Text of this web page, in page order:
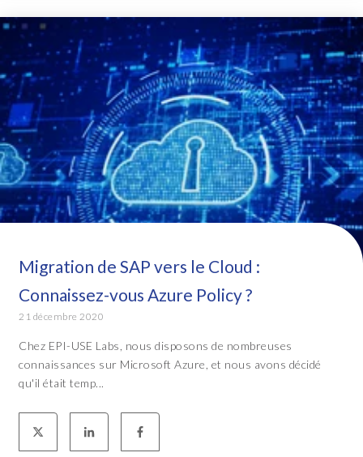
Migration de SAP vers le Cloud :
Connaissez-vous Azure Policy ?
21 décembre 2020
Chez EPI-USE Labs, nous disposons de nombreuses
connaissances sur Microsoft Azure, et nous avons décidé
qu'il était temp...